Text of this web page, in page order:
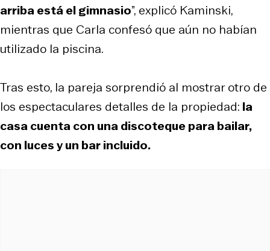
arriba está el gimnasio”, explicó Kaminski,
mientras que Carla confesó que aún no habían
utilizado la piscina.
Tras esto, la pareja sorprendió al mostrar otro de
los espectaculares detalles de la propiedad: la
casa cuenta con una discoteque para bailar,
con luces y un bar incluido.